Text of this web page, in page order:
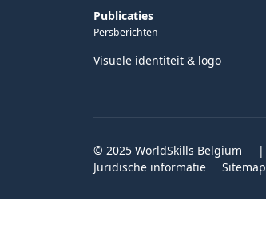
Publicaties
Persberichten
Visuele identiteit & logo
© 2025 WorldSkills Belgium |
Juridische informatie
Sitemap